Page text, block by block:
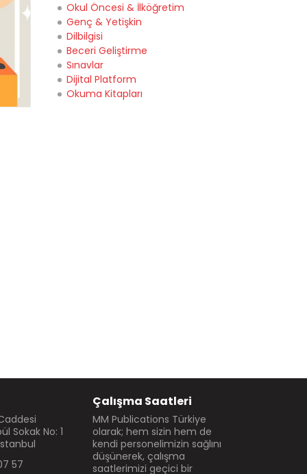
Okul Öncesi & İlköğretim
Genç & Yetişkin
Dilbilgisi
Beceri Geliştirme
Sınavlar
Dijital Platform
Okuma Kitapları
Sokak No: 1
57
Çalışma Saatleri
MM Publications Türkiye
olarak; hem sizin hem de
kendi personelimizin sağlını
düşünerek, çalışma
saatlerimizi geçici bir